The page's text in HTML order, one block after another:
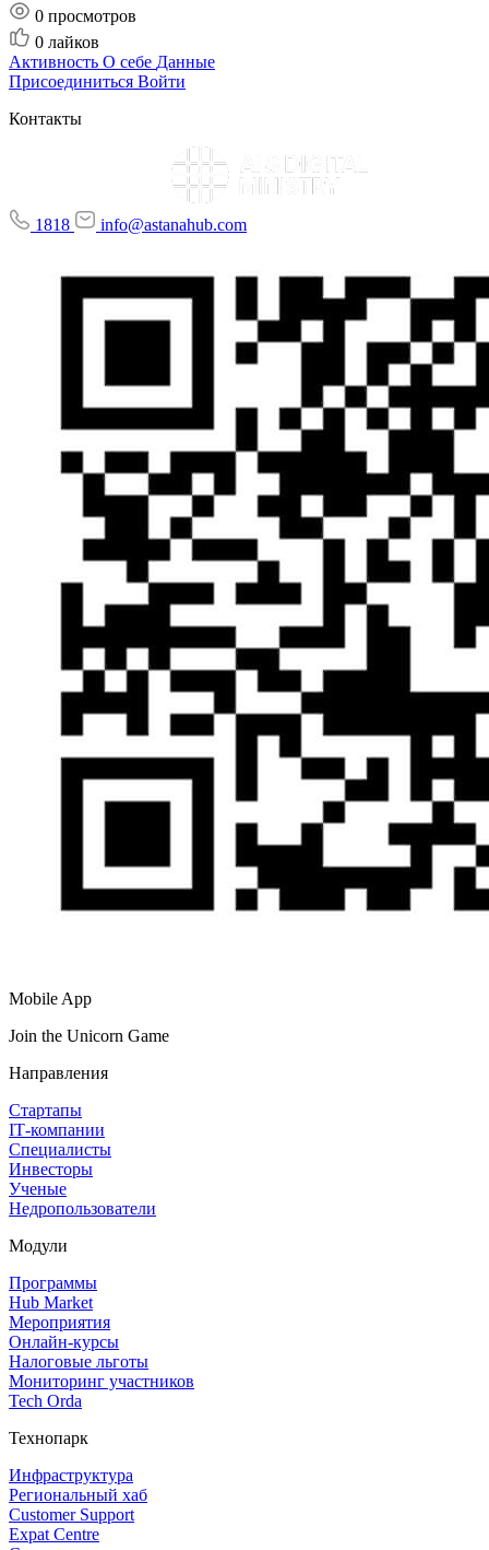
0 просмотров
0 лайков
Активность О себе Данные
Присоединиться Войти
Контакты
1818 info@astanahub.com
Mobile App
Join the Unicorn Game
Направления
Стартапы
IT‑компании
Специалисты
Инвесторы
Ученые
Недропользователи
Модули
Программы
Hub Market
Мероприятия
Онлайн‑курсы
Налоговые льготы
Мониторинг участников
Tech Orda
Технопарк
Инфраструктура
Региональный хаб
Customer Support
Expat Centre